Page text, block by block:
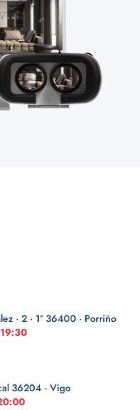
· 2 · 1º 36400 · Porriño
36204 · Vigo